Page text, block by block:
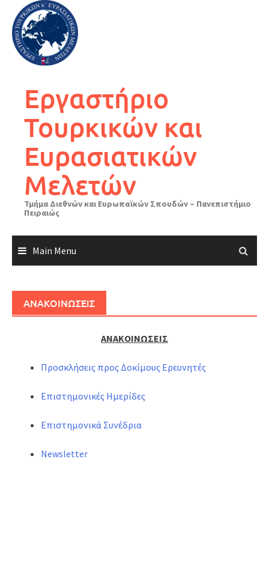
content
Εργαστήριο
Τουρκικών και
Ευρασιατικών
Μελετών
Τμήμα Διεθνών και Ευρωπαϊκών Σπουδών – Πανεπιστήμιο
Πειραιώς
Main Menu
ΑΝΑΚΟΙΝΩΣΕΙΣ
ΑΝΑΚΟΙΝΩΣΕΙΣ
Προσκλήσεις προς Δοκίμους Ερευνητές
Επιστημονικές Ημερίδες
Επιστημονικά Συνέδρια
Newsletter